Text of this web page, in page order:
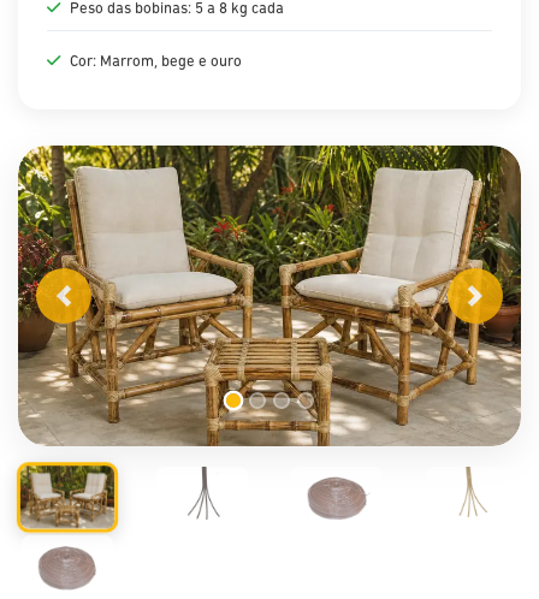
Peso das bobinas: 5 a 8 kg cada
Cor: Marrom, bege e ouro
Anterior Próximo